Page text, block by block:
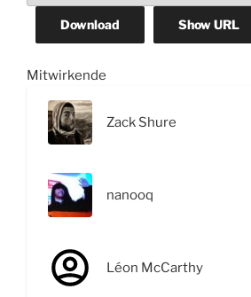
Download Show URL
Mitwirkende
Zack Shure
nanooq
Léon McCarthy